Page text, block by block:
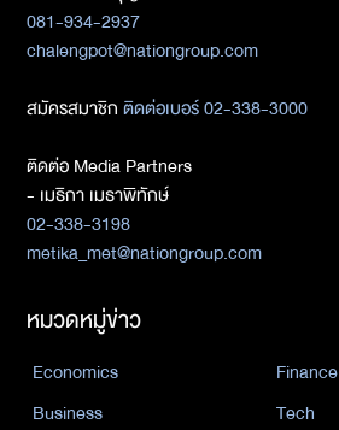
081-934-2937
chalengpot@nationgroup.com
สมัครสมาชิกติดต่อเบอร์ 02-338-3000
ติดต่อ Media Partners
- เมธิกา เมธาพิทักษ์
02-338-3198
metika_met@nationgroup.com
หมวดหมู่ข่าว
Economics
Finance
Business
Tech